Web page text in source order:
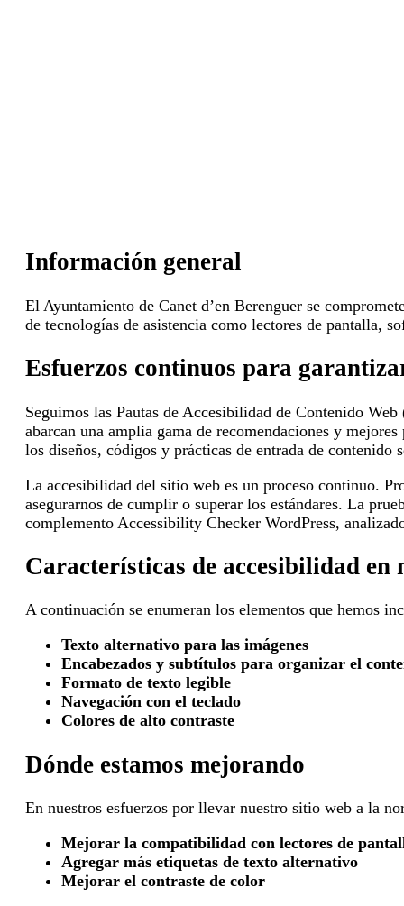
Información general
El Ayuntamiento de Canet d’en Berenguer se
de tecnologías de asistencia como lectores de pantalla,
Esfuerzos continuos para
Seguimos las Pautas de Accesibilidad de Contenido
abarcan una amplia gama de recomendaciones y
los diseños, códigos y prácticas de entrada de contenido
La accesibilidad del sitio web es un proceso continuo.
asegurarnos de cumplir o superar los estándares. La
complemento Accessibility Checker WordPress,
Características de accesibilidad en
A continuación se enumeran los elementos que hemos
Texto alternativo para las imágenes
Encabezados y subtítulos para organizar el
Formato de texto legible
Navegación con el teclado
Colores de alto contraste
Dónde estamos mejorando
En nuestros esfuerzos por llevar nuestro sitio web a la
Mejorar la compatibilidad con lectores de
Agregar más etiquetas de texto alternativo
Mejorar el contraste de color